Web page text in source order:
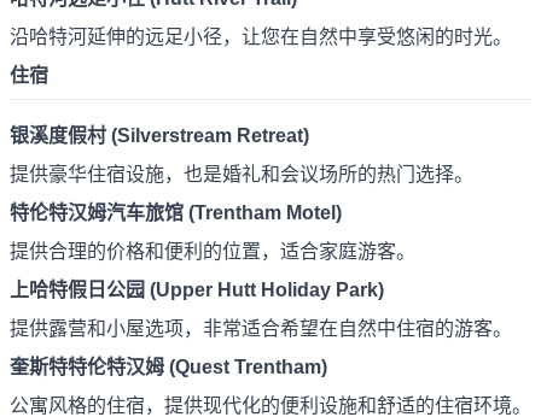
沿哈特河延伸的远足小径，让您在自然中享受悠闲的时光。
住宿
银溪度假村 (Silverstream Retreat)
提供豪华住宿设施，也是婚礼和会议场所的热门选择。
特伦特汉姆汽车旅馆 (Trentham Motel)
提供合理的价格和便利的位置，适合家庭游客。
上哈特假日公园 (Upper Hutt Holiday Park)
提供露营和小屋选项，非常适合希望在自然中住宿的游客。
奎斯特特伦特汉姆 (Quest Trentham)
公寓风格的住宿，提供现代化的便利设施和舒适的住宿环境。